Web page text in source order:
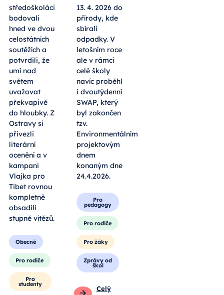
středoškoláci
bodovali
hned ve dvou
celostátních
soutěžích a
potvrdili, že
umí nad
světem
uvažovat
překvapivě
do hloubky. Z
Ostravy si
přivezli
literární
ocenění a v
kampani
Vlajka pro
Tibet rovnou
kompletně
obsadili
stupně vítězů.
Obecné
Pro rodiče
Pro
studenty
13. 4. 2026 do
přírody, kde
sbírali
odpadky. V
letošním roce
ale v rámci
celé školy
navíc proběhl
i dvoutýdenní
SWAP, který
byl zakončen
tzv.
Environmentálním
projektovým
dnem
konaným dne
24.4.2026.
Pro
pedagogy
Pro rodiče
Pro žáky
Zprávy od
škol
Celý